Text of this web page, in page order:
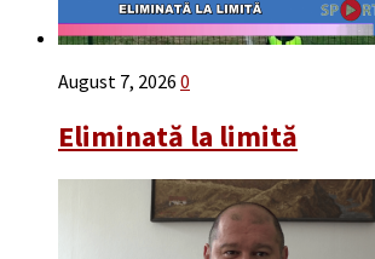
August 7, 2026 0
Eliminată la limită